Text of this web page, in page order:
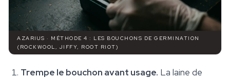
AZARIUS · MÉTHODE 4 : LES BOUCHONS DE GERMINATION
(ROCKWOOL, JIFFY, ROOT RIOT)
Trempe le bouchon avant usage. La laine de